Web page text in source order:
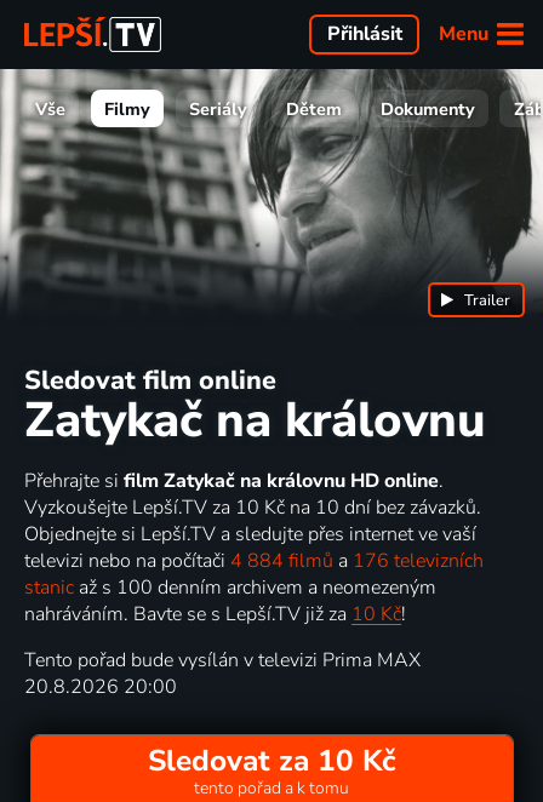
Menu
Přihlásit
Vše Filmy Seriály Dětem Dokumenty
Sledovat film online
Zatykač na královnu
Trailer
Přehrajte si film Zatykač na královnu HD online.
Vyzkoušejte Lepší.TV za 10 Kč na 10 dní bez závazků.
Objednejte si Lepší.TV a sledujte přes internet ve vaší
televizi nebo na počítači 4 884 filmů a 176 televizních
stanic až s 100 denním archivem a neomezeným
nahráváním. Bavte se s Lepší.TV již za 10 Kč!
Tento pořad bude vysílán v televizi Prima MAX
20.8.2026 20:00
Sledovat za 10 Kč
tento pořad a k tomu